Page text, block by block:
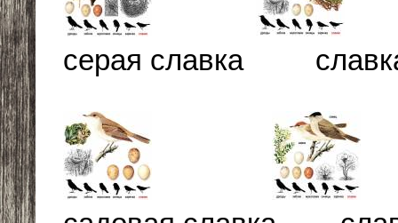
серая славка